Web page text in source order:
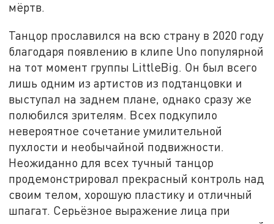
мёртв.
Танцор прославился на всю страну в 2020 году
благодаря появлению в клипе Uno популярной
на тот момент группы LittleBig. Он был всего
лишь одним из артистов из подтанцовки и
выступал на заднем плане, однако сразу же
полюбился зрителям. Всех подкупило
невероятное сочетание умилительной
пухлости и необычайной подвижности.
Неожиданно для всех тучный танцор
продемонстрировал прекрасный контроль над
своим телом, хорошую пластику и отличный
шпагат. Серьёзное выражение лица при